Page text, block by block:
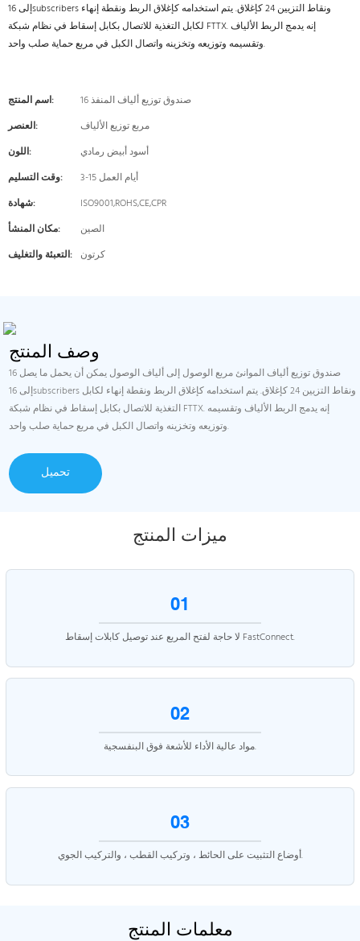
إلى 16subscribers ونقاط التزيين 24 كإغلاق. يتم استخدامه كإغلاق الربط ونقطة إنهاء
لكابل التغذية للاتصال بكابل إسقاط في نظام شبكة FTTX. إنه يدمج الربط الألياف
وتقسيمه وتوزيعه وتخزينه واتصال الكبل في مربع حماية صلب واحد.
اسم المنتج:
16 صندوق توزيع ألياف المنفذ
العنصر:
مربع توزيع الألياف
اللون:
أسود أبيض رمادي
وقت التسليم:
3-15 أيام العمل
شهادة:
ISO9001,ROHS,CE,CPR
مكان المنشأ:
الصين
التعبئة والتغليف: كرتون
وصف المنتج
16 صندوق توزيع ألياف الموانئ مربع الوصول إلى ألياف الوصول يمكن أن يحمل ما يصل
إلى 16subscribers ونقاط التزيين 24 كإغلاق. يتم استخدامه كإغلاق الربط ونقطة إنهاء لكابل
التغذية للاتصال بكابل إسقاط في نظام شبكة FTTX. إنه يدمج الربط الألياف وتقسيمه
وتوزيعه وتخزينه واتصال الكبل في مربع حماية صلب واحد.
تحميل
ميزات المنتج
01
لا حاجة لفتح المربع عند توصيل كابلات إسقاط FastConnect.
02
مواد عالية الأداء للأشعة فوق البنفسجية.
03
أوضاع التثبيت على الحائط ، وتركيب القطب ، والتركيب الجوي.
معلمات المنتج